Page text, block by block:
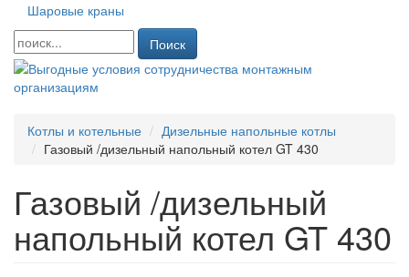
Шаровые краны
Поиск
Котлы и котельные
Дизельные напольные котлы
Газовый /дизельный напольный котел GT 430
Газовый /дизельный
напольный котел GT 430